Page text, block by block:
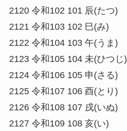
2120 令和102 101 辰(たつ)
2121 令和103 102 巳(み)
2122 令和104 103 午(うま)
2123 令和105 104 未(ひつじ)
2124 令和106 105 申(さる)
2125 令和107 106 酉(とり)
2126 令和108 107 戌(いぬ)
2127 令和109 108 亥(い)